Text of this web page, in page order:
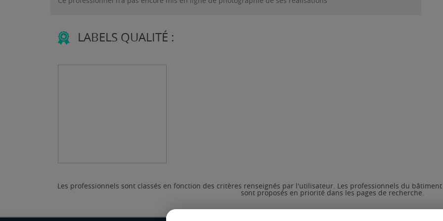
LABELS QUALITÉ :
Les professionnels sont classés en fonction des critères renseignés par l'utilisateur. Les professionnels du
sont proposés en priorité dans les pages de recherche.